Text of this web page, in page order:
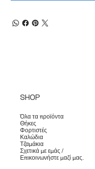
SHOP
Όλα τα προϊόντα
Θήκες
Φορτιστές
Καλώδια
Τζαμάκια
Σχετικά με εμάς /
Επικοινωνήστε μαζί μας.